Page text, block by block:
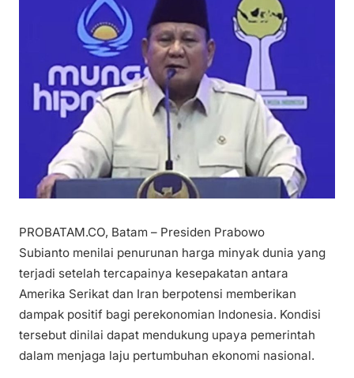
PROBATAM.CO, Batam – Presiden Prabowo
Subianto menilai penurunan harga minyak dunia yang
terjadi setelah tercapainya kesepakatan antara
Amerika Serikat dan Iran berpotensi memberikan
dampak positif bagi perekonomian Indonesia. Kondisi
tersebut dinilai dapat mendukung upaya pemerintah
dalam menjaga laju pertumbuhan ekonomi nasional.